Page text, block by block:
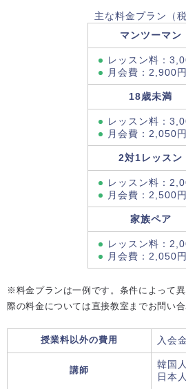
主な料金プラン（税
マンツーマン
レッスン料：
月会費：2,900円
18歳未満
レッスン料：
月会費：2,050円
2対1レッスン
レッスン料：
月会費：2,500円
家族ペア
レッスン料：
月会費：2,050円
※料金プランは一例です。条件によって
際の料金については直接教室までお問い合
授業料以外の費用 入会
講師
韓国
日本